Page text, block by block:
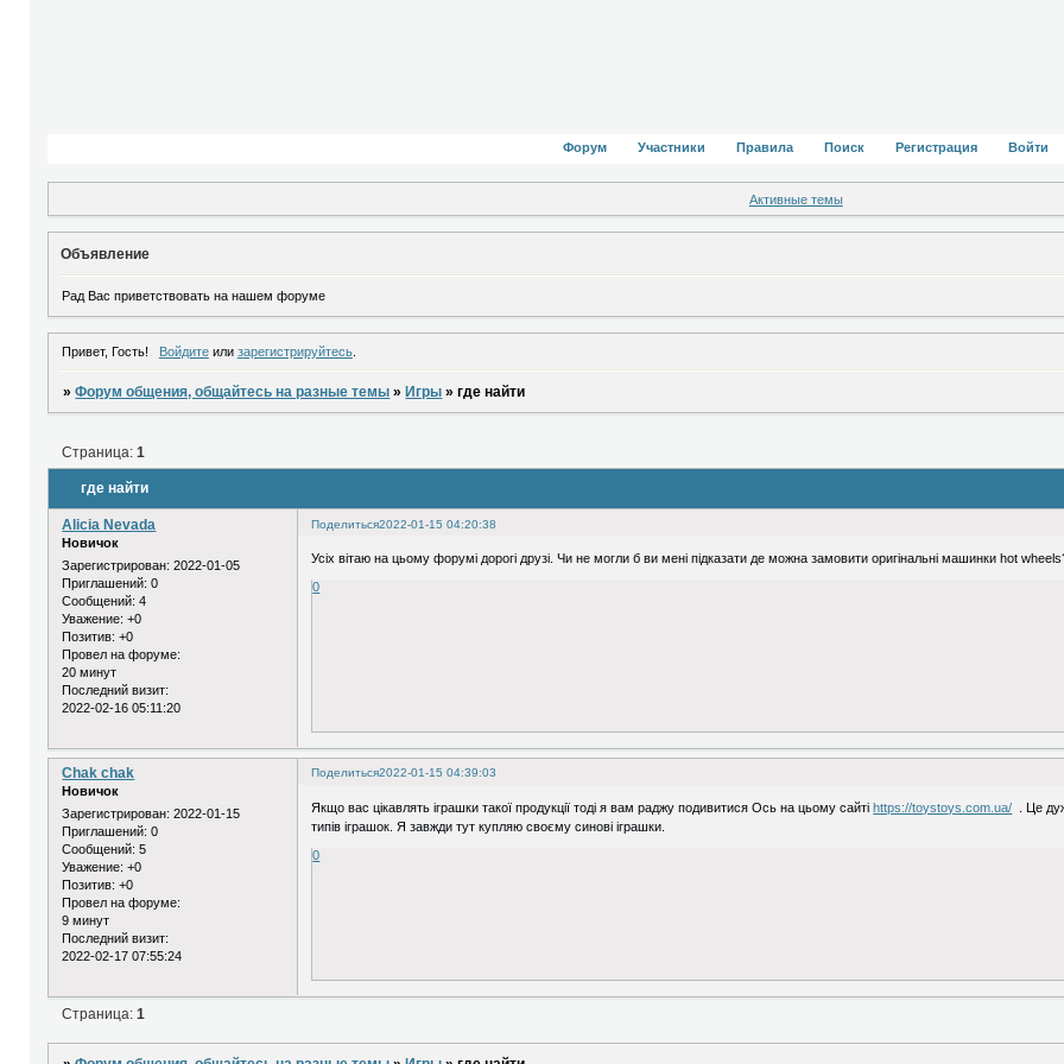
Форум Участники Правила Поиск Регистрация Войти
Активные темы
Объявление
Рад Вас приветствовать на нашем форуме
Привет, Гость! Войдитеили зарегистрируйтесь.
»Форум общения, общайтесь на разные темы »Игры »где найти
где найти
Страница:1
Поделиться2022-01-15 04:20:38
Alicia Nevada
Новичок
Зарегистрирован: 2022-01-05
Приглашений: 0
Сообщений: 4
Уважение: +0
Позитив: +0
Провел на форуме:
20 минут
Последний визит:
2022-02-16 05:11:20
Усіх вітаю на цьому форумі дорогі друзі. Чи не могли б ви мені підказати де можна замовити оригінальні машинки hot
0
Поделиться2022-01-15 04:39:03
Chak chak
Новичок
Зарегистрирован: 2022-01-15
Приглашений: 0
Сообщений: 5
Уважение: +0
Позитив: +0
Провел на форуме:
9 минут
Последний визит:
2022-02-17 07:55:24
Якщо вас цікавлять іграшки такої продукції тоді я вам раджу подивитися Ось на цьому сайтіhttps://toystoys.com.ua/ . Це
типів іграшок. Я завжди тут купляю своєму синові іграшки.
0
Страница:1